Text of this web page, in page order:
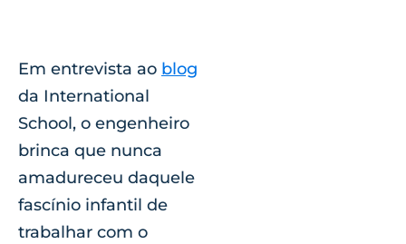
Em entrevista ao blog
da International
School, o engenheiro
brinca que nunca
amadureceu daquele
fascínio infantil de
trabalhar com o